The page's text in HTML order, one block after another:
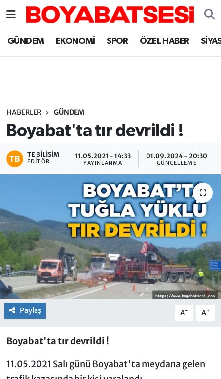
GÜNDEM EKONOMİ SPOR ÖZEL HABER
HABERLER GÜNDEM
Boyabat'ta tır devrildi !
TE BILISIM
EDITÖR
11.05.2021 - 14:33
YAYINLANMA
01.09.2024 - 20:30
GÜNCELLEME
Paylaş A- A+
Boyabat'ta tır devrildi !
11.05.2021 Salı günü Boyabat'ta meydana gelen
Sinop Nöbetçi Eczaneler
Sinop Trafik Yoğunluk Haritası
Süper Lig Puan Durumu ve Fikstür
Tüm Manşetler
Son Dakika Haberleri
Haber Arşivi